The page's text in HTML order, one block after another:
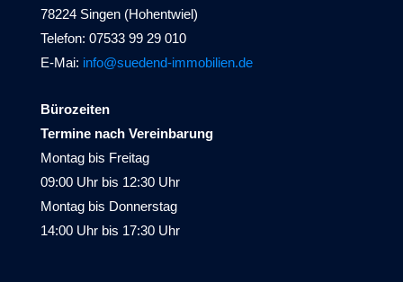
78224 Singen (Hohentwiel)
Telefon: 07533 99 29 010
E-Mai: info@suedend-immobilien.de
Bürozeiten
Termine nach Vereinbarung
Montag bis Freitag
09:00 Uhr bis 12:30 Uhr
Montag bis Donnerstag
14:00 Uhr bis 17:30 Uhr